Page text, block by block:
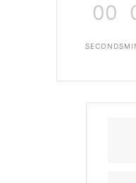
00
SECONDS